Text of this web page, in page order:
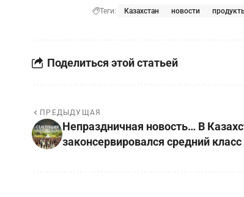
Теги: Казахстан новости
Поделиться этой статьей
ПРЕДЫДУЩАЯ
Непраздничная новость… В
законсервировался средний класс